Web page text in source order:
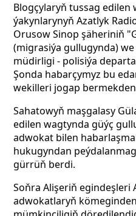
Blogçylaryň tussag edilen
ýakynlarynyň Azatlyk
Orusow Sinop şäheriniň
(migrasiýa gullugynda)
müdirligi - polisiýa
Şonda habarçymyz bu
wekilleri jogap
Sahatowyň maşgalasy
edilen wagtynda güýç
adwokat bilen
hukugyndan
gürrüň berdi.
Soňra Alişeriň egindeşleri
adwokatlaryň